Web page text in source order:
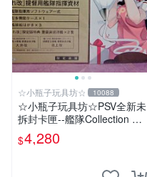
☆小瓶子玩具坊☆ 10088
☆小瓶子玩具坊☆PSV全新未
拆封卡匣--艦隊Collection 改
《艦隊收藏 改》限定版 (日
版) +特典--資料夾
$4,280